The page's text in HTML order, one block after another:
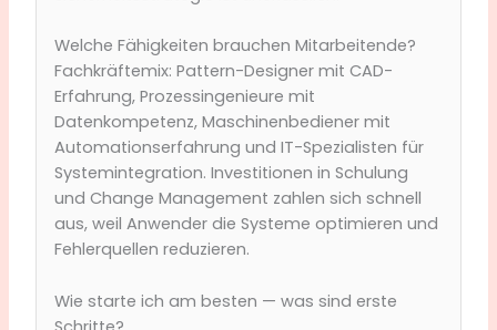
Welche Fähigkeiten brauchen Mitarbeitende?
Fachkräftemix: Pattern-Designer mit CAD-
Erfahrung, Prozessingenieure mit
Datenkompetenz, Maschinenbediener mit
Automationserfahrung und IT-Spezialisten für
Systemintegration. Investitionen in Schulung
und Change Management zahlen sich schnell
aus, weil Anwender die Systeme optimieren und
Fehlerquellen reduzieren.
Wie starte ich am besten — was sind erste